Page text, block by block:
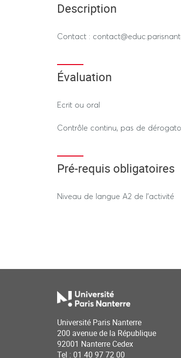
Description
Contact :
Évaluation
Ecrit ou oral
Contrôle continu, pas de
Pré-requis obligatoires
Niveau de langue A2 de l'activité
Université Paris Nanterre
200 avenue de la République
92001 Nanterre Cedex
Tel : 01 40 97 72 00